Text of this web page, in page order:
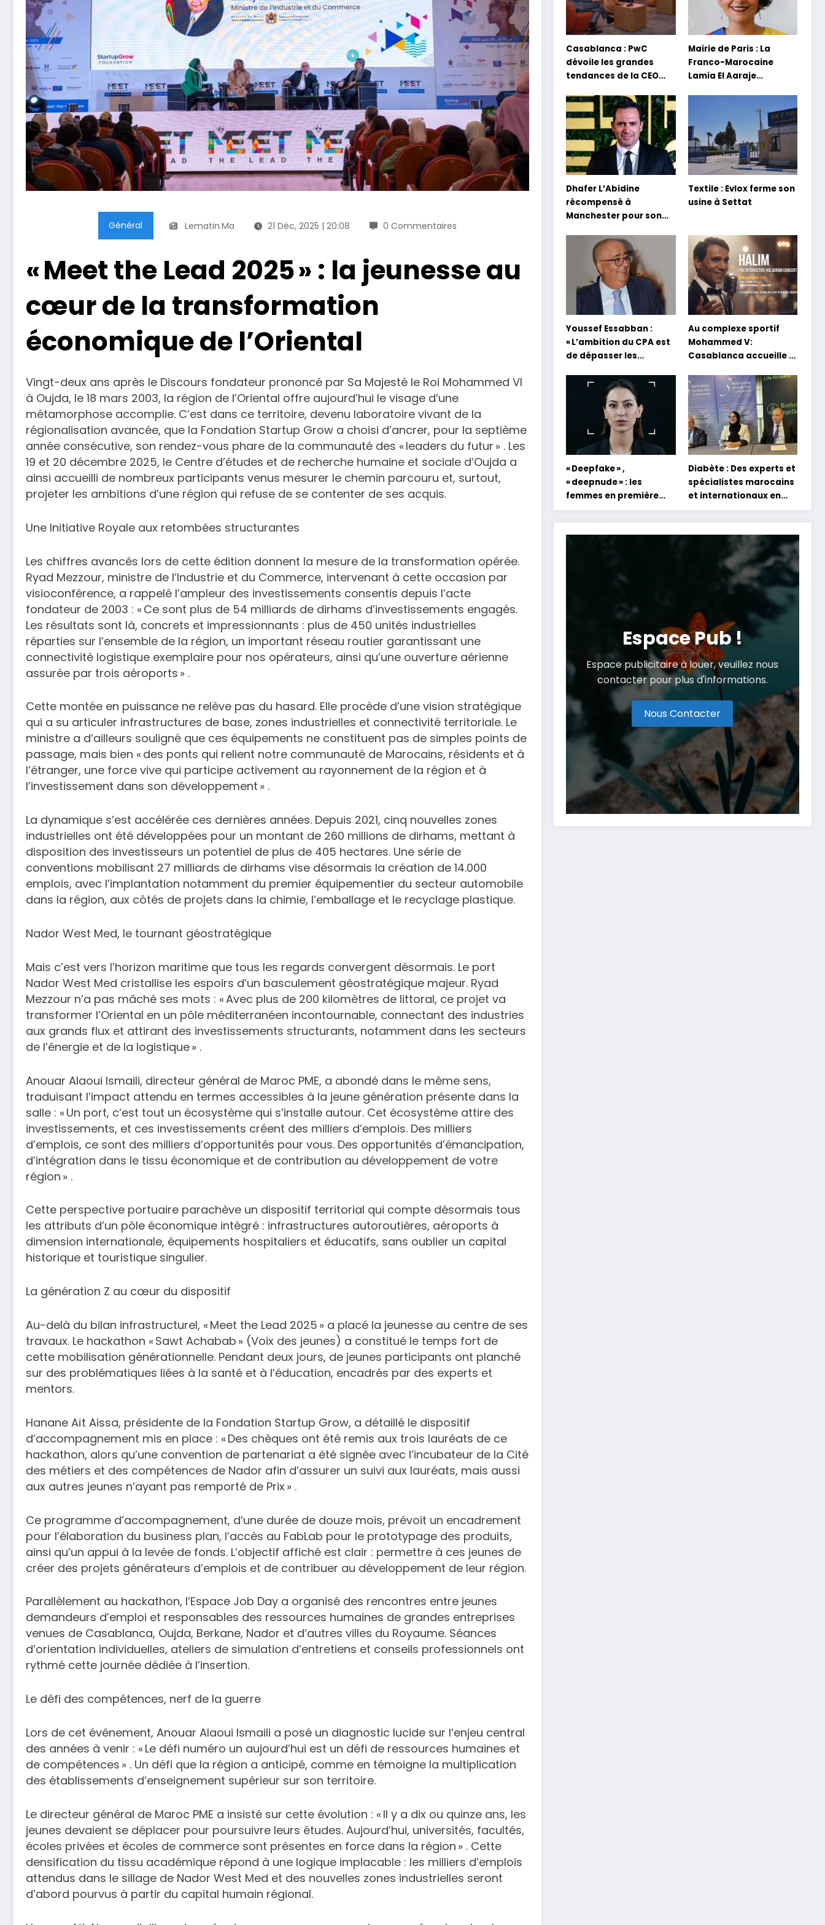
Général Lematin.ma 21 Déc, 2025 | 20:08 0 Commentaires
« Meet the Lead 2025 » : la jeunesse au
cœur de la transformation
économique de l’Oriental
Vingt-deux ans après le Discours fondateur prononcé par Sa Majesté le Roi Mohammed VI
à Oujda, le 18 mars 2003, la région de l’Oriental offre aujourd’hui le visage d’une
métamorphose accomplie. C’est dans ce territoire, devenu laboratoire vivant de la
régionalisation avancée, que la Fondation Startup Grow a choisi d’ancrer, pour la septième
année consécutive, son rendez-vous phare de la communauté des « leaders du futur » . Les
19 et 20 décembre 2025, le Centre d’études et de recherche humaine et sociale d’Oujda a
ainsi accueilli de nombreux participants venus mesurer le chemin parcouru et, surtout,
projeter les ambitions d’une région qui refuse de se contenter de ses acquis.
Une Initiative Royale aux retombées structurantes
Les chiffres avancés lors de cette édition donnent la mesure de la transformation opérée.
Ryad Mezzour, ministre de l’Industrie et du Commerce, intervenant à cette occasion par
visioconférence, a rappelé l’ampleur des investissements consentis depuis l’acte
fondateur de 2003 : « Ce sont plus de 54 milliards de dirhams d’investissements engagés.
Les résultats sont là, concrets et impressionnants : plus de 450 unités industrielles
réparties sur l’ensemble de la région, un important réseau routier garantissant une
connectivité logistique exemplaire pour nos opérateurs, ainsi qu’une ouverture aérienne
assurée par trois aéroports » .
Cette montée en puissance ne relève pas du hasard. Elle procède d’une vision stratégique
qui a su articuler infrastructures de base, zones industrielles et connectivité territoriale. Le
ministre a d’ailleurs souligné que ces équipements ne constituent pas de simples points de
passage, mais bien « des ponts qui relient notre communauté de Marocains, résidents et à
l’étranger, une force vive qui participe activement au rayonnement de la région et à
l’investissement dans son développement » .
La dynamique s’est accélérée ces dernières années. Depuis 2021, cinq nouvelles zones
industrielles ont été développées pour un montant de 260 millions de dirhams, mettant à
disposition des investisseurs un potentiel de plus de 405 hectares. Une série de
conventions mobilisant 27 milliards de dirhams vise désormais la création de 14.000
emplois, avec l’implantation notamment du premier équipementier du secteur automobile
dans la région, aux côtés de projets dans la chimie, l’emballage et le recyclage plastique.
Nador West Med, le tournant géostratégique
Mais c’est vers l’horizon maritime que tous les regards convergent désormais. Le port
Nador West Med cristallise les espoirs d’un basculement géostratégique majeur. Ryad
Mezzour n’a pas mâché ses mots : « Avec plus de 200 kilomètres de littoral, ce projet va
transformer l’Oriental en un pôle méditerranéen incontournable, connectant des industries
aux grands flux et attirant des investissements structurants, notamment dans les secteurs
de l’énergie et de la logistique » .
Anouar Alaoui Ismaili, directeur général de Maroc PME, a abondé dans le même sens,
traduisant l’impact attendu en termes accessibles à la jeune génération présente dans la
salle : « Un port, c’est tout un écosystème qui s’installe autour. Cet écosystème attire des
investissements, et ces investissements créent des milliers d’emplois. Des milliers
d’emplois, ce sont des milliers d’opportunités pour vous. Des opportunités d’émancipation,
d’intégration dans le tissu économique et de contribution au développement de votre
région » .
Cette perspective portuaire parachève un dispositif territorial qui compte désormais tous
les attributs d’un pôle économique intégré : infrastructures autoroutières, aéroports à
dimension internationale, équipements hospitaliers et éducatifs, sans oublier un capital
historique et touristique singulier.
La génération Z au cœur du dispositif
Au-delà du bilan infrastructurel, « Meet the Lead 2025 » a placé la jeunesse au centre de ses
travaux. Le hackathon « Sawt Achabab » (Voix des jeunes) a constitué le temps fort de
cette mobilisation générationnelle. Pendant deux jours, de jeunes participants ont planché
sur des problématiques liées à la santé et à l’éducation, encadrés par des experts et
mentors.
Hanane Aït Aissa, présidente de la Fondation Startup Grow, a détaillé le dispositif
d’accompagnement mis en place : « Des chèques ont été remis aux trois lauréats de ce
hackathon, alors qu’une convention de partenariat a été signée avec l’incubateur de la Cité
des métiers et des compétences de Nador afin d’assurer un suivi aux lauréats, mais aussi
aux autres jeunes n’ayant pas remporté de Prix » .
Ce programme d’accompagnement, d’une durée de douze mois, prévoit un encadrement
pour l’élaboration du business plan, l’accès au FabLab pour le prototypage des produits,
ainsi qu’un appui à la levée de fonds. L’objectif affiché est clair : permettre à ces jeunes de
créer des projets générateurs d’emplois et de contribuer au développement de leur région.
Parallèlement au hackathon, l’Espace Job Day a organisé des rencontres entre jeunes
demandeurs d’emploi et responsables des ressources humaines de grandes entreprises
venues de Casablanca, Oujda, Berkane, Nador et d’autres villes du Royaume. Séances
d’orientation individuelles, ateliers de simulation d’entretiens et conseils professionnels ont
rythmé cette journée dédiée à l’insertion.
Le défi des compétences, nerf de la guerre
Lors de cet événement, Anouar Alaoui Ismaili a posé un diagnostic lucide sur l’enjeu central
des années à venir : « Le défi numéro un aujourd’hui est un défi de ressources humaines et
de compétences » . Un défi que la région a anticipé, comme en témoigne la multiplication
des établissements d’enseignement supérieur sur son territoire.
Le directeur général de Maroc PME a insisté sur cette évolution : « Il y a dix ou quinze ans, les
jeunes devaient se déplacer pour poursuivre leurs études. Aujourd’hui, universités, facultés,
écoles privées et écoles de commerce sont présentes en force dans la région » . Cette
densification du tissu académique répond à une logique implacable : les milliers d’emplois
attendus dans le sillage de Nador West Med et des nouvelles zones industrielles seront
d’abord pourvus à partir du capital humain régional.
Casablanca : PwC
dévoile les grandes
tendances de la CEO
Mairie de Paris : La
Franco-Marocaine
Lamia El Aaraje
Dhafer L’Abidine
récompensé à
Manchester pour son
Textile : Evlox ferme son
usine à Settat
Youssef Essabban :
« L’ambition du CPA est
de dépasser les
et académiques de
formation en
s’appuyant sur le
partage des
expériences »
Au complexe sportif
Mohammed V:
Casablanca accueille la
concert holographique
d’Abdel Halim Hafez
« Deepfake » ,
« deepnude » : les
femmes en première
ligne face aux dangers
de l’intelligence
artificielle
Diabète : Des experts et
spécialistes marocains
et internationaux en
conclave à Tanger
Espace Pub !
Espace publicitaire à louer, veuillez nous
contacter pour plus d'informations.
Nous Contacter